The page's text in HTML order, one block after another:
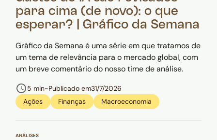
para cima (de novo): o que
esperar? | Gráfico da Semana
Gráfico da Semana é uma série em que tratamos de
um tema de relevância para o mercado global, com
um breve comentário do nosso time de análise.
5 min-Publicado em31/7/2026
Ações
Finanças Macroeconomia
ANÁLISES